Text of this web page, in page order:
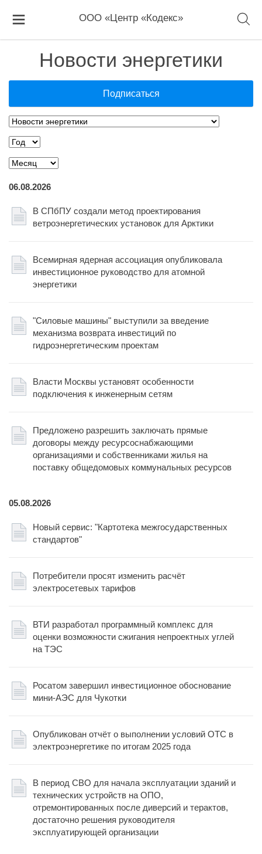
ООО «Центр «Кодекс»
Новости энергетики
Подписаться
06.08.2026
В СПбПУ создали метод проектирования
ветроэнергетических установок для Арктики
Всемирная ядерная ассоциация опубликовала
инвестиционное руководство для атомной
энергетики
"Силовые машины" выступили за введение
механизма возврата инвестиций по
гидроэнергетическим проектам
Власти Москвы установят особенности
подключения к инженерным сетям
Предложено разрешить заключать прямые
договоры между ресурсоснабжающими
организациями и собственниками жилья на
поставку общедомовых коммунальных ресурсов
05.08.2026
Новый сервис: "Картотека межгосударственных
стандартов"
Потребители просят изменить расчёт
электросетевых тарифов
ВТИ разработал программный комплекс для
оценки возможности сжигания непроектных углей
на ТЭС
Росатом завершил инвестиционное обоснование
мини-АЭС для Чукотки
Опубликован отчёт о выполнении условий ОТС в
электроэнергетике по итогам 2025 года
В период СВО для начала эксплуатации зданий и
технических устройств на ОПО,
отремонтированных после диверсий и терактов,
достаточно решения руководителя
эксплуатирующей организации